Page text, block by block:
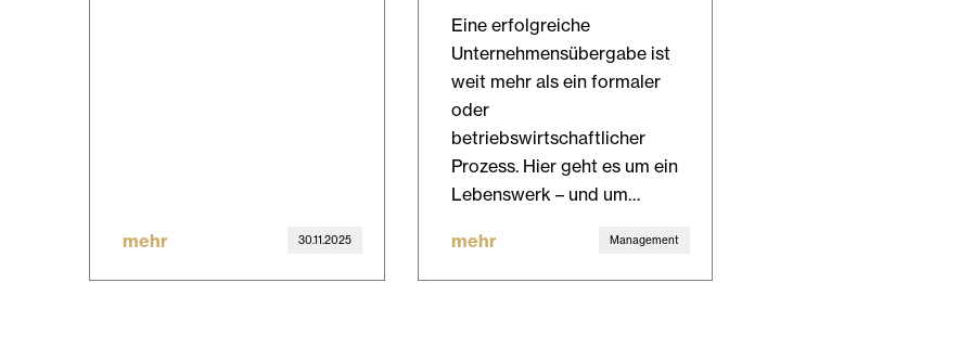
mehr 30.11.2025
Eine erfolgreiche
Unternehmensübergabe ist
weit mehr als ein formaler
oder
betriebswirtschaftlicher
Prozess. Hier geht es um ein
Lebenswerk – und um…
mehr Management